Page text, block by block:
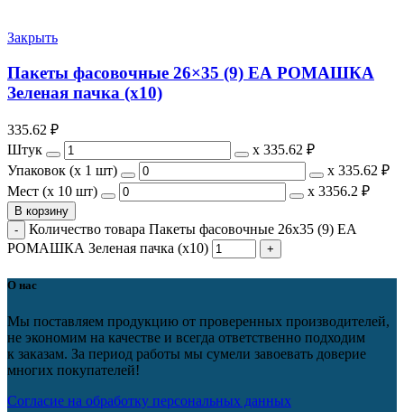
Закрыть
Пакеты фасовочные 26×35 (9) ЕА РОМАШКА
Зеленая пачка (х10)
335.62 ₽
Штук
х 335.62 ₽
Упаковок (x 1 шт)
х 335.62 ₽
Мест (x 10 шт)
х 3356.2 ₽
В корзину
Количество товара Пакеты фасовочные 26x35 (9) ЕА
РОМАШКА Зеленая пачка (х10)
О нас
Мы поставляем продукцию от проверенных производителей,
не экономим на качестве и всегда ответственно подходим
к заказам. За период работы мы сумели завоевать доверие
многих покупателей!
Согласие на обработку персональных данных